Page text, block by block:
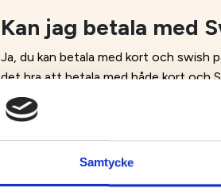
Samtycke
Kan jag betala med
Ja, du kan betala med kort och swish
det bra att betala med både kort och
PåForex Bank
Här hittar du bankomater i Umeå